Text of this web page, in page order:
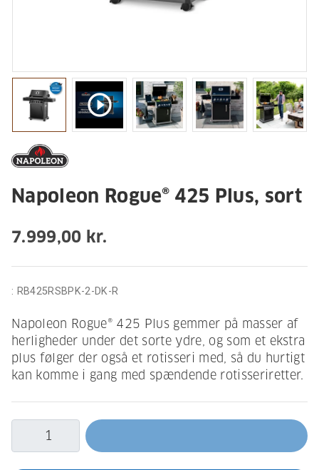
play_circle_outline
Napoleon Rogue® 425 Plus, sort
7.999,00 kr.
: RB425RSBPK-2-DK-R
Napoleon Rogue® 425 Plus gemmer på masser af
herligheder under det sorte ydre, og som et ekstra
plus følger der også et rotisseri med, så du hurtigt
kan komme i gang med spændende rotisseriretter.